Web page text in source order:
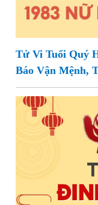
Tử Vi Tuổi Quý
Báo Vận Mệnh,